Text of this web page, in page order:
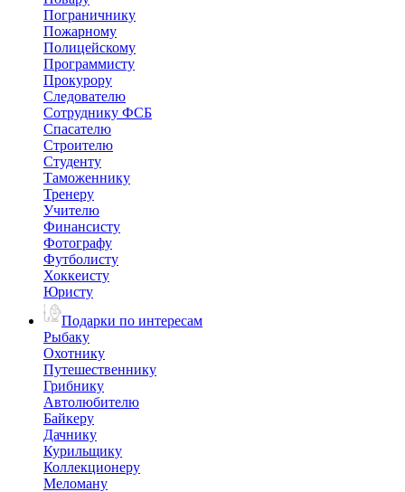
Пограничнику
Пожарному
Полицейскому
Программисту
Прокурору
Следователю
Сотруднику ФСБ
Спасателю
Строителю
Студенту
Таможеннику
Тренеру
Учителю
Финансисту
Фотографу
Футболисту
Хоккеисту
Юристу
Подарки по интересам
Рыбаку
Охотнику
Путешественнику
Грибнику
Автолюбителю
Байкеру
Дачнику
Курильщику
Коллекционеру
Меломану